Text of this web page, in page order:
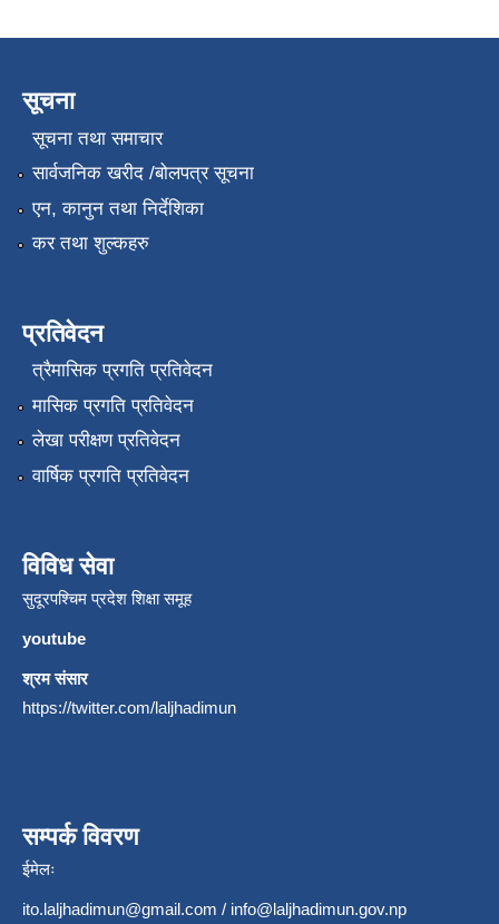
सूचना
सूचना तथा समाचार
सार्वजनिक खरीद /बोलपत्र सूचना
एन, कानुन तथा निर्देशिका
कर तथा शुल्कहरु
प्रतिवेदन
त्रैमासिक प्रगति प्रतिवेदन
मासिक प्रगति प्रतिवेदन
लेखा परीक्षण प्रतिवेदन
वार्षिक प्रगति प्रतिवेदन
विविध सेवा
सुदूरपश्चिम प्रदेश शिक्षा समूह
youtube
श्रम संसार
https://twitter.com/laljhadimun
सम्पर्क विवरण
ईमेलः
ito.laljhadimun@gmail.com / info@laljhadimun.gov.np